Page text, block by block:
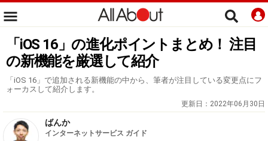
「iOS 16」の進化ポイントまとめ！ 注目
の新機能を厳選して紹介
「iOS 16」で追加される新機能の中から、筆者が注目している変更点にフ
ォーカスして紹介します。
更新日： 2022年06月30日
ばんか
インターネットサービス ガイド